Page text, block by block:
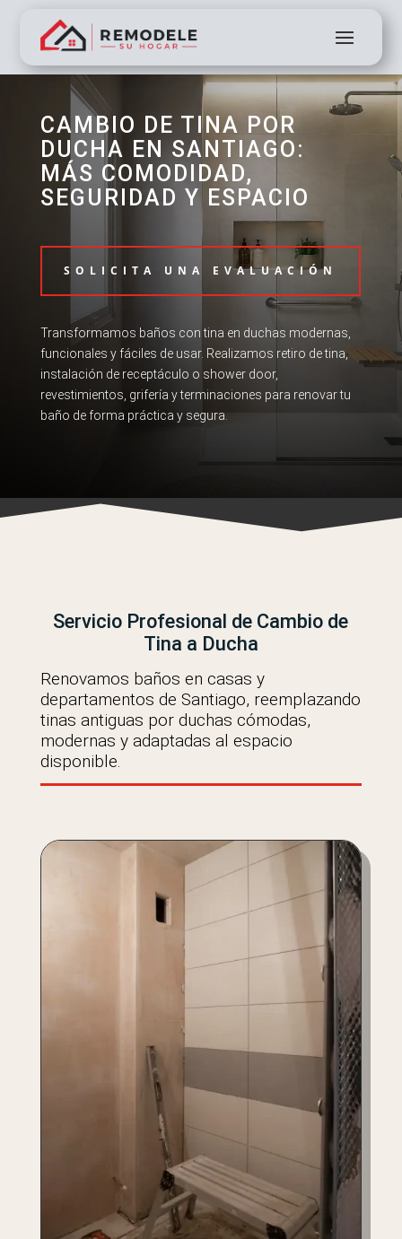
CAMBIO DE TINA POR
DUCHA EN SANTIAGO:
MÁS COMODIDAD,
SEGURIDAD Y ESPACIO
SOLICITA UNA EVALUACIÓN
Transformamos baños con tina en duchas modernas,
funcionales y fáciles de usar. Realizamos retiro de tina,
instalación de receptáculo o shower door,
revestimientos, grifería y terminaciones para renovar tu
baño de forma práctica y segura.
Servicio Profesional de Cambio de
Tina a Ducha
Renovamos baños en casas y
departamentos de Santiago, reemplazando
tinas antiguas por duchas cómodas,
modernas y adaptadas al espacio
disponible.